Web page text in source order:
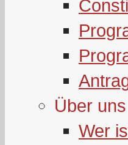
Über uns
Wer